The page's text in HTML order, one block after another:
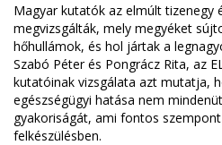
Magyar kutatók az elmúlt tizenegy
megvizsgálták, mely megyéket
hőhullámok, és hol jártak a
Szabó Péter és Pongrácz Rita, az
kutatóinak vizsgálata azt mutatja,
egészségügyi hatása nem
gyakoriságát, ami fontos
felkészülésben.